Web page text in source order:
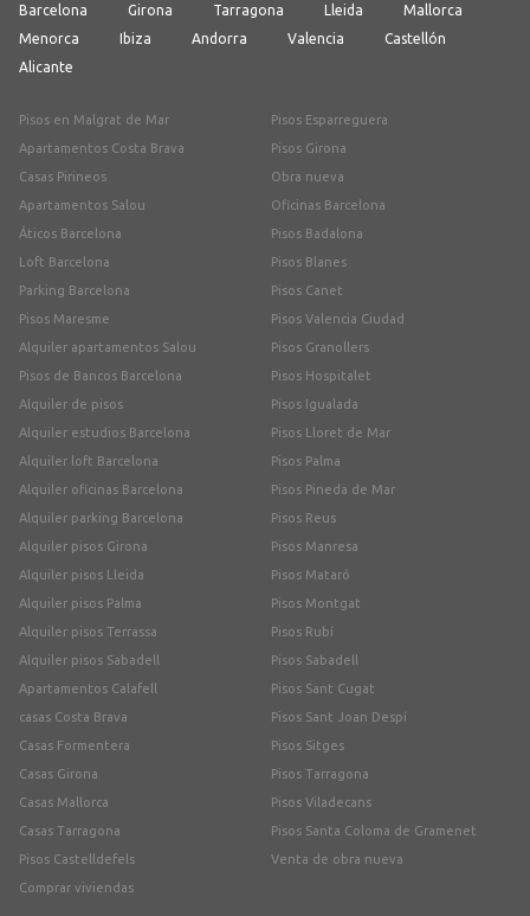
Barcelona Girona Tarragona Lleida
Mallorca
Menorca
Ibiza Andorra Valencia
Castellón
Alicante
Pisos en Malgrat de Mar
Apartamentos Costa Brava
Casas Pirineos
Apartamentos Salou
Áticos Barcelona
Loft Barcelona
Parking Barcelona
Pisos Maresme
Alquiler apartamentos Salou
Pisos de Bancos Barcelona
Alquiler de pisos
Alquiler estudios Barcelona
Alquiler loft Barcelona
Alquiler oficinas Barcelona
Alquiler parking Barcelona
Alquiler pisos Girona
Alquiler pisos Lleida
Alquiler pisos Palma
Alquiler pisos Terrassa
Alquiler pisos Sabadell
Apartamentos Calafell
casas Costa Brava
Casas Formentera
Casas Girona
Casas Mallorca
Casas Tarragona
Pisos Castelldefels
Comprar viviendas
Pisos Esparreguera
Pisos Girona
Obra nueva
Oficinas Barcelona
Pisos Badalona
Pisos Blanes
Pisos Canet
Pisos Valencia Ciudad
Pisos Granollers
Pisos Hospitalet
Pisos Igualada
Pisos Lloret de Mar
Pisos Palma
Pisos Pineda de Mar
Pisos Reus
Pisos Manresa
Pisos Mataró
Pisos Montgat
Pisos Rubí
Pisos Sabadell
Pisos Sant Cugat
Pisos Sant Joan Despí
Pisos Sitges
Pisos Tarragona
Pisos Viladecans
Pisos Santa Coloma de Gramenet
Venta de obra nueva